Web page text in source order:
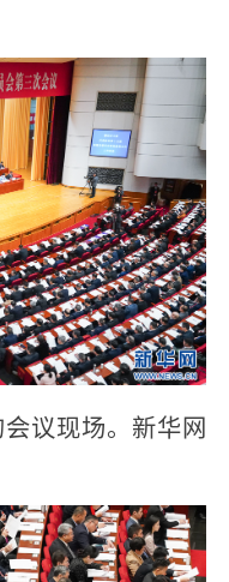
议现场。新华网